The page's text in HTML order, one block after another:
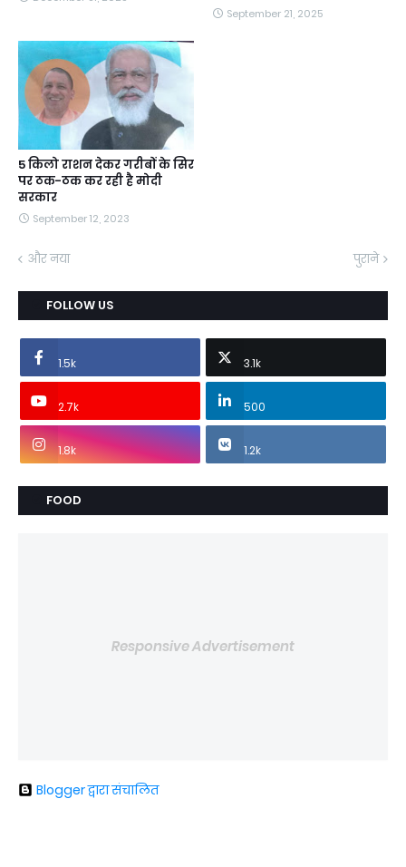
September 21, 2025
5 किलो राशन देकर गरीबों के सिर
पर ठक-ठक कर रही है मोदी
सरकार
September 12, 2023
और नया पुराने
FOLLOW US
1.5k 3.1k
2.7k 500
1.8k 1.2k
FOOD
Responsive Advertisement
Blogger द्वारा संचालित